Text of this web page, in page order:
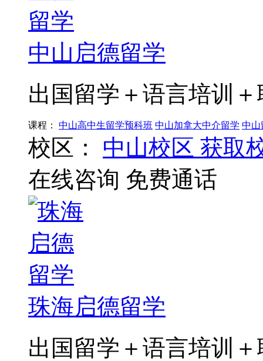
中山启德留学
出国留学＋语言培训
课程： 中山高中生留学预科班 中山加拿大中介留学 中山
校区： 中山校区 获取
在线咨询 免费通话
珠海启德留学
出国留学＋语言培训